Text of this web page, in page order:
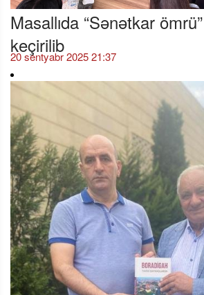
Masallıda “Sənətkar
keçirilib
20 sentyabr 2025 21:37